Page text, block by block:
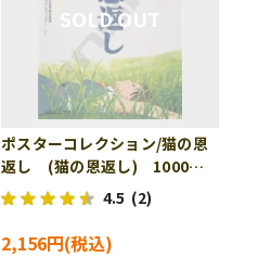
ポスターコレクション/猫の恩
返し (猫の恩返し) 1000ピ
ース ジグソーパズル ENS-
1000c-213
4.5 (2)
2,156円